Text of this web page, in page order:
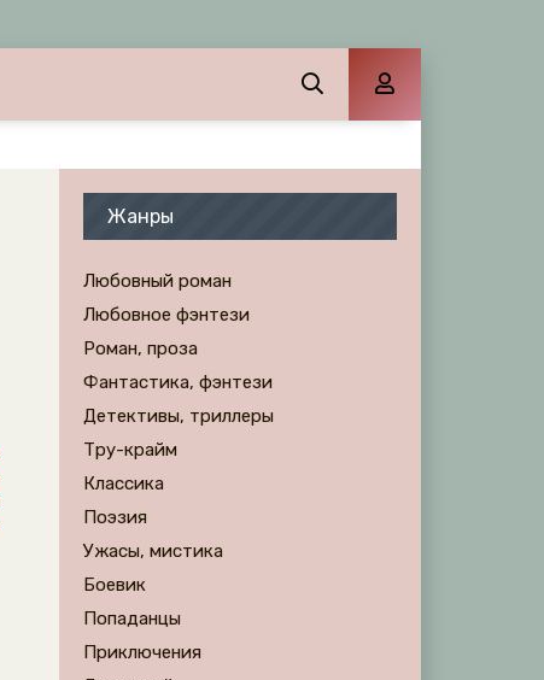
Жанры
Любовный роман
Любовное фэнтези
Роман, проза
Фантастика, фэнтези
Детективы, триллеры
Тру-крайм
Классика
Поэзия
Ужасы, мистика
Боевик
Попаданцы
Приключения